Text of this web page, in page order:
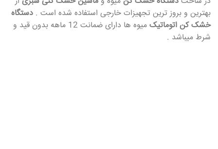
بهترین و بروز ترین تجهیزات خارجی استفاده شده است . دستگاه
خشک کن اتوماتیک
میوه ها دارای ضمانت 12 ماهه بدون قید و
شرط میباشد .